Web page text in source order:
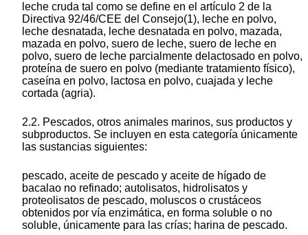
leche cruda tal como se define en el artículo 2 de la
Directiva 92/46/CEE del Consejo(1), leche en polvo,
leche desnatada, leche desnatada en polvo, mazada,
mazada en polvo, suero de leche, suero de leche en
polvo, suero de leche parcialmente delactosado en polvo,
proteína de suero en polvo (mediante tratamiento físico),
caseína en polvo, lactosa en polvo, cuajada y leche
cortada (agria).
2.2. Pescados, otros animales marinos, sus productos y
subproductos. Se incluyen en esta categoría únicamente
las sustancias siguientes:
pescado, aceite de pescado y aceite de hígado de
bacalao no refinado; autolisatos, hidrolisatos y
proteolisatos de pescado, moluscos o crustáceos
obtenidos por vía enzimática, en forma soluble o no
soluble, únicamente para las crías; harina de pescado.